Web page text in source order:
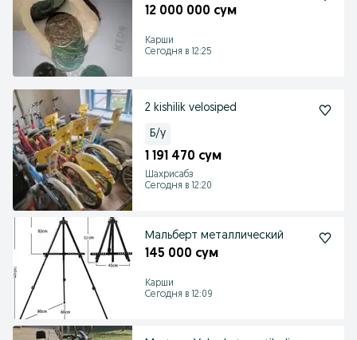
12 000 000 сум
Карши
Сегодня в 12:25
2 kishilik velosiped
Б/у
1 191 470 сум
Шахрисабз
Сегодня в 12:20
Мальберт металлический
145 000 сум
Карши
Сегодня в 12:09